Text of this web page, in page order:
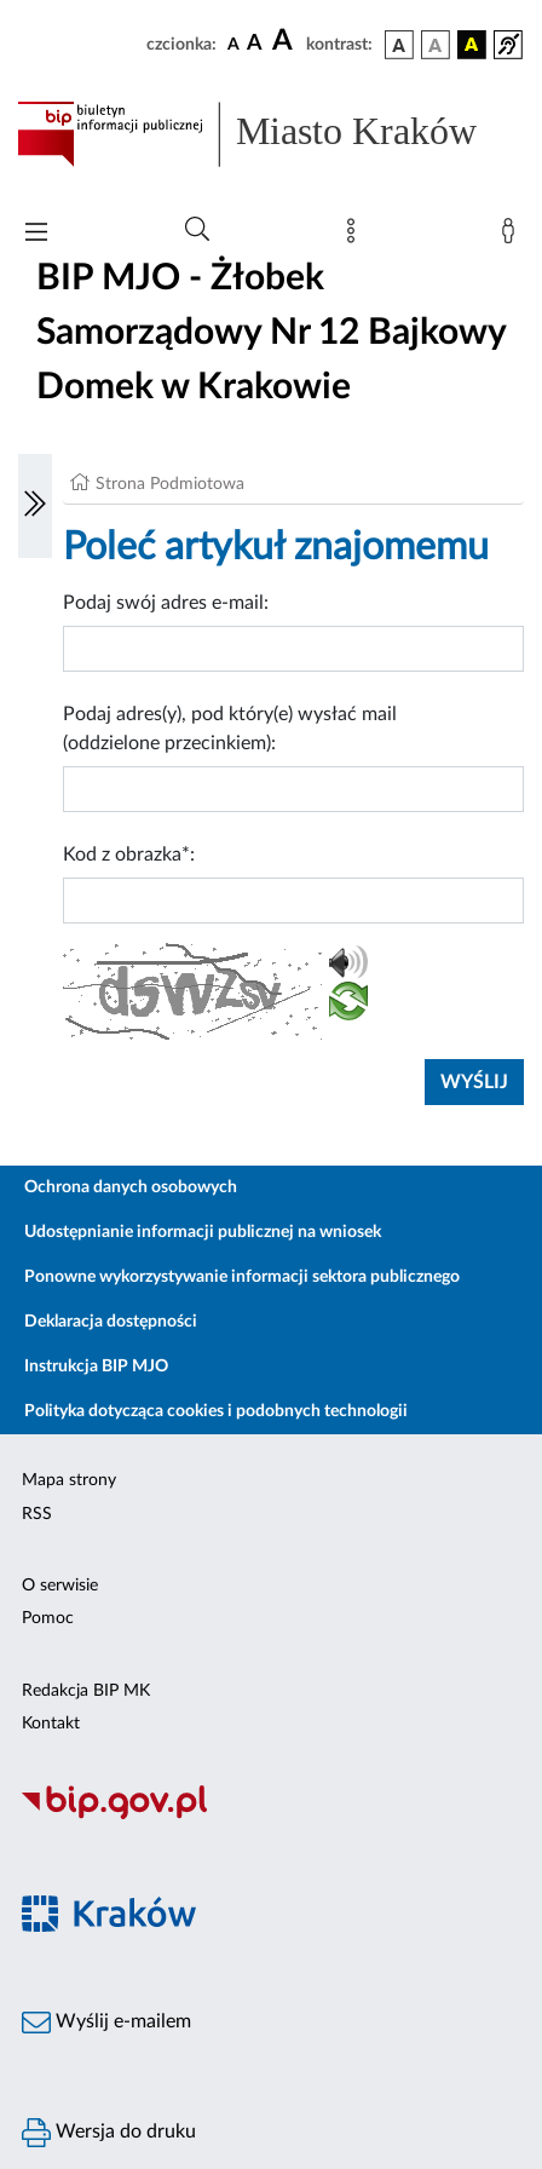
czcionka: A A A kontrast:
Miasto Kraków
BIP MJO - Żłobek
Samorządowy Nr 12 Bajkowy
Domek w Krakowie
Strona Podmiotowa
Poleć artykuł znajomemu
Podaj swój adres e-mail:
Podaj adres(y), pod który(e) wysłać mail
(oddzielone przecinkiem):
Kod z obrazka*:
Ochrona danych osobowych
Udostępnianie informacji publicznej na wniosek
Ponowne wykorzystywanie informacji sektora publicznego
Deklaracja dostępności
Instrukcja BIP MJO
Polityka dotycząca cookies i podobnych technologii
Mapa strony
RSS
O serwisie
Pomoc
Redakcja BIP MK
Kontakt
Wyślij e-mailem
Wersja do druku